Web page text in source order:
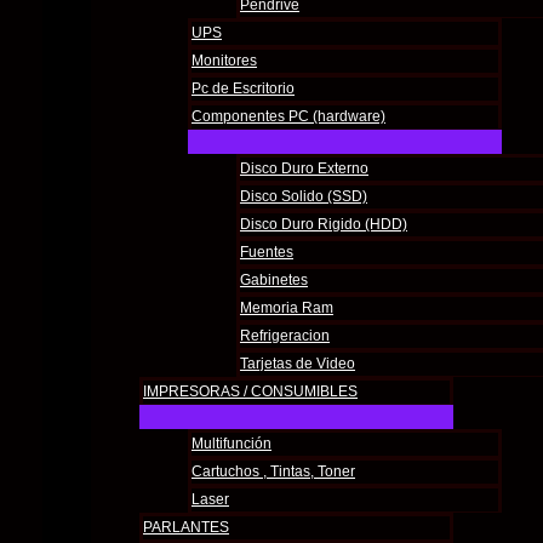
Pendrive
UPS
Monitores
Pc de Escritorio
Componentes PC (hardware)
Disco Duro Externo
Disco Solido (SSD)
Disco Duro Rigido (HDD)
Fuentes
Gabinetes
Memoria Ram
Refrigeracion
Tarjetas de Video
IMPRESORAS / CONSUMIBLES
Multifunción
Cartuchos , Tintas, Toner
Laser
PARLANTES
Proyector Vivibright C30 4K 450 Lúmenes Wifi
Añadir al carrito
Proyectores y Pantallas
Proyector Vivibright L1 4k 1000 Lúmenes
Todos los derechos © 2026 K service | Funciona gracias a
RUT 218681800017